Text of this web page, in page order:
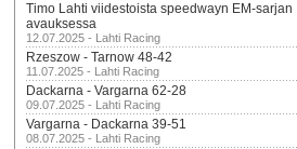
Timo Lahti viidestoista speedwayn EM-sarjan
avauksessa
12.07.2025 - Lahti Racing
Rzeszow - Tarnow 48-42
11.07.2025 - Lahti Racing
Dackarna - Vargarna 62-28
09.07.2025 - Lahti Racing
Vargarna - Dackarna 39-51
08.07.2025 - Lahti Racing